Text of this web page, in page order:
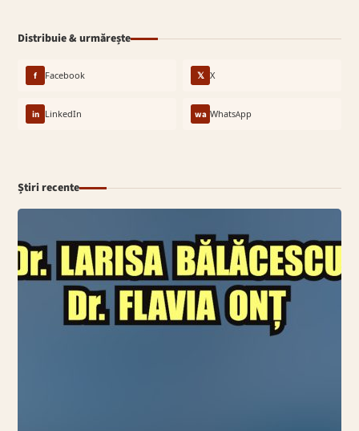
Distribuie & urmărește
f Facebook 𝕏 X
in LinkedIn wa WhatsApp
Știri recente